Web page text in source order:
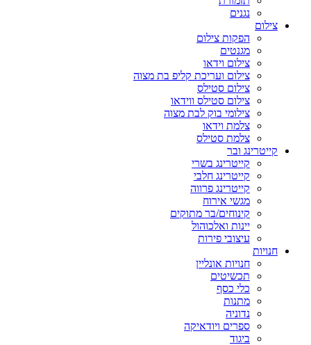
נגנים
צילום
הפקות צילום
מגנטים
צילום וידאו
צילום ועריכת קליפ בת מצוה
צילום סטילס
צילום סטילס ווידאו
צילומי בוק לבת מצוה
צלמת וידאו
צלמת סטילס
קייטרינג ובר
קייטרינג בשרי
קייטרינג חלבי
קייטרינג פרווה
מגשי אירוח
קינוחים/בר מתוקים
יינות ואלכוהול
עיצובי פירות
חנויות
חנויות אונליין
תכשיטים
כלי כסף
מתנות
נדוניה
ספרים ויודאיקה
ביגוד